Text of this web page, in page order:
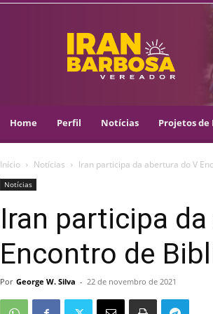
IRAN
BARBOSA
–
VEREADOR
–
Home Perfil Notícias Projetos de
Início Notícias Iran participa da abertura do V
Notícias
Iran participa
Encontro de
Por George W. Silva - 22 de novembro de 2021